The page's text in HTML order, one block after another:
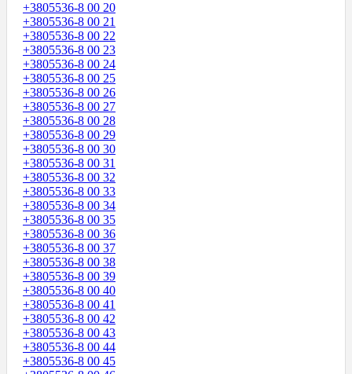
+3805536-8 00 20
+3805536-8 00 21
+3805536-8 00 22
+3805536-8 00 23
+3805536-8 00 24
+3805536-8 00 25
+3805536-8 00 26
+3805536-8 00 27
+3805536-8 00 28
+3805536-8 00 29
+3805536-8 00 30
+3805536-8 00 31
+3805536-8 00 32
+3805536-8 00 33
+3805536-8 00 34
+3805536-8 00 35
+3805536-8 00 36
+3805536-8 00 37
+3805536-8 00 38
+3805536-8 00 39
+3805536-8 00 40
+3805536-8 00 41
+3805536-8 00 42
+3805536-8 00 43
+3805536-8 00 44
+3805536-8 00 45